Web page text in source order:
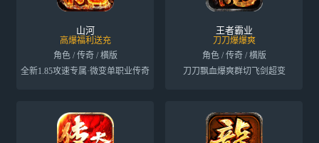
山河
高爆福利送充
角色 / 传奇 / 横版
全新1.85攻速专属·微变单职业传奇
王者霸业
刀刀爆爆爽
角色 / 传奇 / 横版
刀刀飘血爆爽群切飞剑超变